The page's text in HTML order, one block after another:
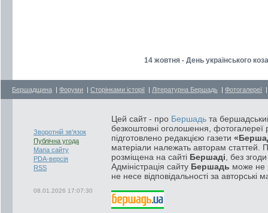
14 жовтня - День українського
Бершадщина | Форуми | Сторінками історії | Літературна Бершадь | Фотогалереї
Зворотній зв'язок
Публічна угода
Мапа сайту
PDA-версія
RSS
08.01.2026 17:07:30
Цей сайт - про Бершадь та
безкоштовні оголошення, фотогалереї
підготовлено редакцією газети
матеріали належать авторам статтей.
розміщена на сайті Бершаді , без
Адміністрація сайту Бершадь може не
не несе відповідальності за авторські